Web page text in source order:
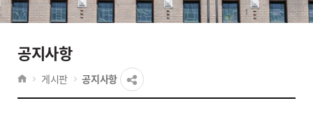
공지사항
게시판 공지사항